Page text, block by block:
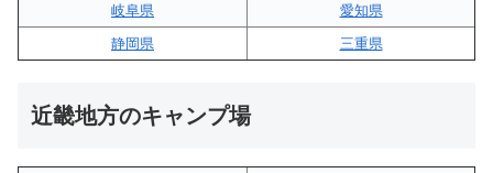
岐阜県
愛知県
静岡県
三重県
近畿地方のキャンプ場